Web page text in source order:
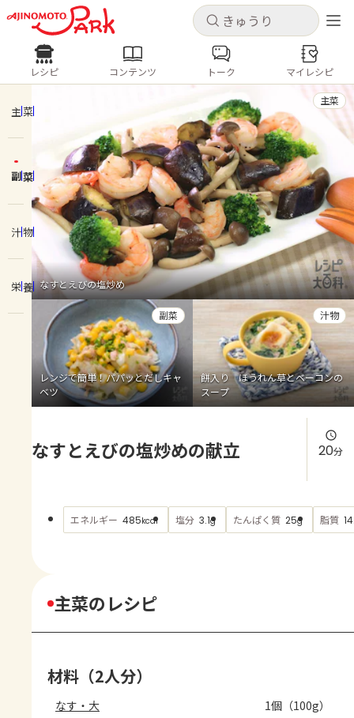
キャンセル
ログインするとレシピを保存できます
新規登録
ホーム
コンテンツ
レシピ
トーク
よくあるお問い合わせ
お買い物
AJINOMOTO PARK とは
キャンセル
レシピ コンテンツ
人気の食材・レシピ
きゅうり なす トマト
とうもろこし
ピーマン
みょうが ゴーヤ
レシピ コンテンツ トーク マイレシピ
主菜
副菜
汁物
栄養 なすとえびの塩炒め
主菜
レンジで簡単！パパッとだしキャ
ベツ
副菜
餅入り ほうれん草とベーコンの
スープ
汁物
なすとえびの塩炒めの献立 20分
エネルギー 485kcal 塩分 3.1g たんぱく質 25g 脂質
主菜のレシピ
材料（2人分）
なす・大 1個（100g）